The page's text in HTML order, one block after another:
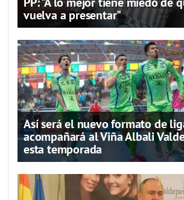
vuelva a presentar"
Así será el nuevo formato de
acompañará al Viña Albali
esta temporada